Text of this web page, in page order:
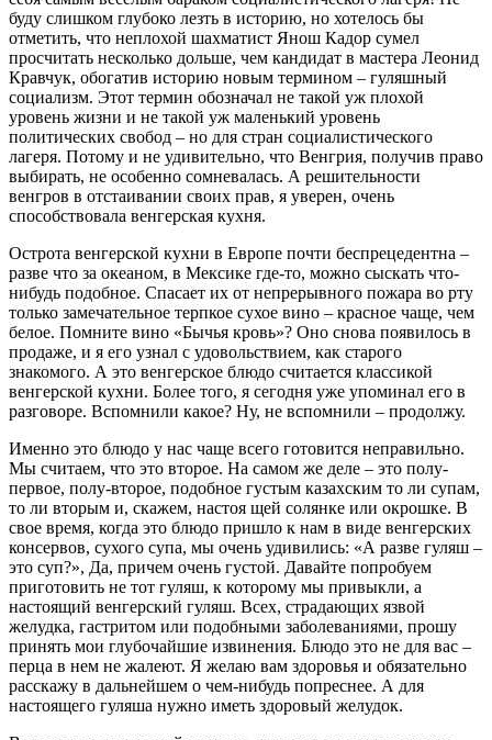
буду слишком глубоко лезть в историю, но хотелось бы
отметить, что неплохой шахматист Янош Кадор сумел
просчитать несколько дольше, чем кандидат в мастера Леонид
Кравчук, обогатив историю новым термином – гуляшный
социализм. Этот термин обозначал не такой уж плохой
уровень жизни и не такой уж маленький уровень
политических свобод – но для стран социалистического
лагеря. Потому и не удивительно, что Венгрия, получив право
выбирать, не особенно сомневалась. А решительности
венгров в отстаивании своих прав, я уверен, очень
способствовала венгерская кухня.
Острота венгерской кухни в Европе почти беспрецедентна –
разве что за океаном, в Мексике где-то, можно сыскать что-
нибудь подобное. Спасает их от непрерывного пожара во рту
только замечательное терпкое сухое вино – красное чаще, чем
белое. Помните вино «Бычья кровь»? Оно снова появилось в
продаже, и я его узнал с удовольствием, как старого
знакомого. А это венгерское блюдо считается классикой
венгерской кухни. Более того, я сегодня уже упоминал его в
разговоре. Вспомнили какое? Ну, не вспомнили – продолжу.
Именно это блюдо у нас чаще всего готовится неправильно.
Мы считаем, что это второе. На самом же деле – это полу-
первое, полу-второе, подобное густым казахским то ли супам,
то ли вторым и, скажем, настоя щей солянке или окрошке. В
свое время, когда это блюдо пришло к нам в виде венгерских
консервов, сухого супа, мы очень удивились: «А разве гуляш –
это суп?», Да, причем очень густой. Давайте попробуем
приготовить не тот гуляш, к которому мы привыкли, а
настоящий венгерский гуляш. Всех, страдающих язвой
желудка, гастритом или подобными заболеваниями, прошу
принять мои глубочайшие извинения. Блюдо это не для вас –
перца в нем не жалеют. Я желаю вам здоровья и обязательно
расскажу в дальнейшем о чем-нибудь попреснее. А для
настоящего гуляша нужно иметь здоровый желудок.